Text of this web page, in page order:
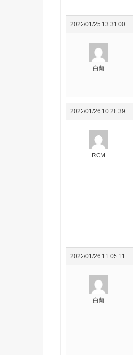
2022/01/25 13:31:00
白蘭
2022/01/26 10:28:39
ROM
2022/01/26 11:05:11
白蘭